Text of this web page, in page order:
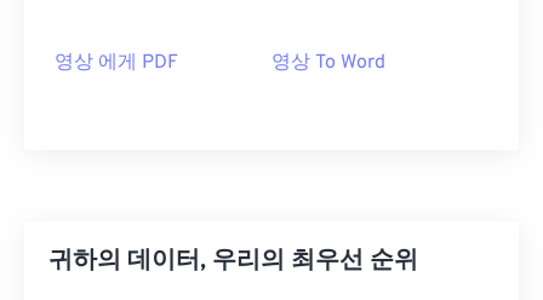
영상 에게 PDF 영상 To Word
귀하의 데이터, 우리의 최우선 순위